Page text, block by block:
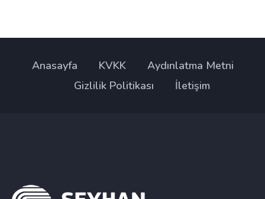
Anasayfa KVKK
Aydınlatma Metni
Gizlilik Politikası
İletişim